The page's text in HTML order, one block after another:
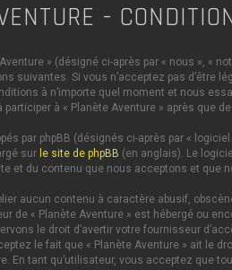
-
» (désigné ci-après par « nous », «
suivantes. Si vous n’acceptez pas d’être
à n’importe quel moment et nous
à « Planète Aventure » après que
par phpBB (désignés ci-après par «
sur le site de phpBB (en anglais). Le
et du contenu que nous acceptons et que
aucun contenu à caractère abusif,
de « Planète Aventure » est hébergé ou
le droit d’avertir votre fournisseur
le fait que « Planète Aventure » ait le
En tant qu’utilisateur, vous acceptez que